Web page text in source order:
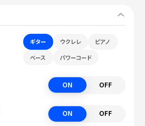
ギター ウクレレ ピアノ
ベース パワーコード
ON OFF
ON OFF